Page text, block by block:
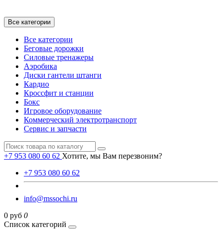
Все категории
Все категории
Беговые дорожки
Силовые тренажеры
Аэробика
Диски гантели штанги
Кардио
Кроссфит и станции
Бокс
Игровое оборудование
Коммерческий электротранспорт
Сервис и запчасти
+7 953 080 60 62 Хотите, мы Вам перезвоним?
+7 953 080 60 62
info@mssochi.ru
0 руб 0
Список категорий